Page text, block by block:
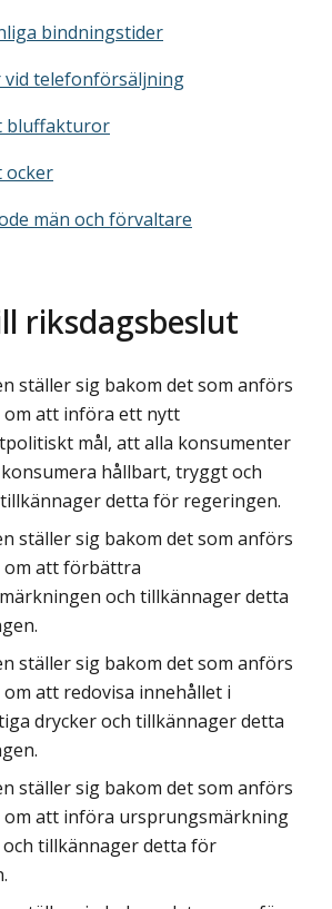
bindningstider
vid telefonförsäljning
bluffakturor
ocker
män och förvaltare
riksdagsbeslut
ställer sig bakom det som anförs
om att införa ett nytt
mål, att alla konsumenter
hållbart, tryggt och
detta för regeringen.
ställer sig bakom det som anförs
om att förbättra
och tillkännager detta
ställer sig bakom det som anförs
att redovisa innehållet i
drycker och tillkännager detta
ställer sig bakom det som anförs
om att införa ursprungsmärkning
och tillkännager detta för